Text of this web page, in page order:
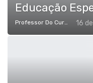
Educação
16